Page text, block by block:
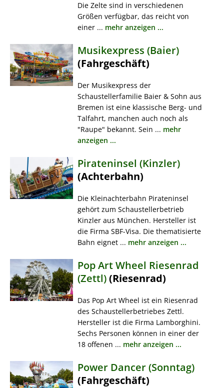
Die Zelte sind in verschiedenen
Größen verfügbar, das reicht von
einer ... mehr anzeigen ...
Musikexpress (Baier)
(Fahrgeschäft)
Der Musikexpress der
Schaustellerfamilie Baier & Sohn aus
Bremen ist eine klassische Berg- und
Talfahrt, manchen auch noch als
"Raupe" bekannt. Sein ... mehr
anzeigen ...
Pirateninsel (Kinzler)
(Achterbahn)
Die Kleinachterbahn Pirateninsel
gehört zum Schaustellerbetrieb
Kinzler aus München. Hersteller ist
die Firma SBF-Visa. Die thematisierte
Bahn eignet ... mehr anzeigen ...
Pop Art Wheel Riesenrad
(Zettl)(Riesenrad)
Das Pop Art Wheel ist ein Riesenrad
des Schaustellerbetriebes Zettl.
Hersteller ist die Firma Lamborghini.
Sechs Personen können in einer der
18 offenen ... mehr anzeigen ...
Power Dancer (Sonntag)
(Fahrgeschäft)